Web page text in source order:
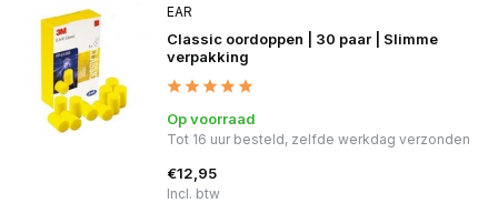
EAR
Classic oordoppen | 30 paar | Slimme
verpakking
Op voorraad
Tot 16 uur besteld, zelfde werkdag verzonden
€12,95
Incl. btw